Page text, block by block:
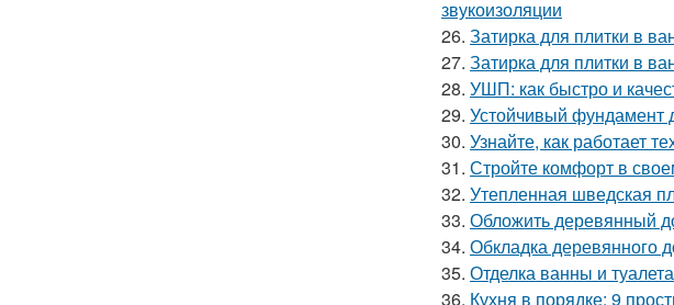
звукоизоляции
26. Затирка для плитки в
27. Затирка для плитки в
28. УШП: как быстро и
29. Устойчивый фундамент
30. Узнайте, как работает
31. Стройте комфорт в
32. Утепленная шведская
33. Обложить деревянный
34. Обкладка деревянного
35. Отделка ванны и
36. Кухня в порядке: 9